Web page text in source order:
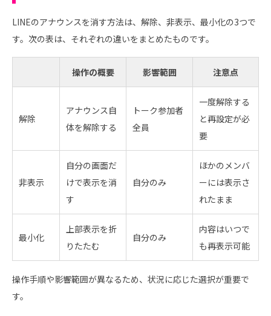
LINEのアナウンスを消す方法は、解除、非表示、最小化の3つで
す。次の表は、それぞれの違いをまとめたものです。
操作の概要 影響範囲 注意点
解除
アナウンス自
体を解除する
トーク参加者
全員
一度解除する
と再設定が必
要
非表示
自分の画面だ
けで表示を消
す
自分のみ
ほかのメンバ
ーには表示さ
れたまま
最小化
上部表示を折
りたたむ
自分のみ
内容はいつで
も再表示可能
操作手順や影響範囲が異なるため、状況に応じた選択が重要で
す。